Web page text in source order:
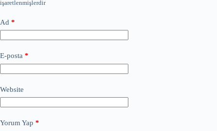
işaretlenmişlerdir
Ad *
E-posta *
Website
Yorum Yap *